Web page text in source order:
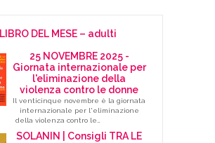
LIBRO DEL MESE – adulti
25 NOVEMBRE 2025 -
Giornata internazionale per
l'eliminazione della
violenza contro le donne
Il venticinque novembre è la giornata
internazionale per l'eliminazione
della violenza contro le…
SOLANIN | Consigli TRA LE